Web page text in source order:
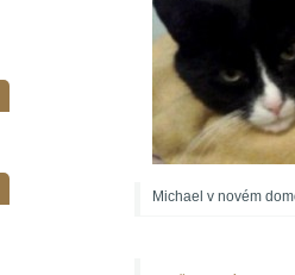
Michael v novém